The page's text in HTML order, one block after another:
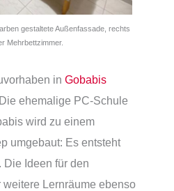
gestaltete Außenfassade, rechts
Mehrbettzimmer.
in Gobabis
ehemalige PC-Schule
wird zu einem
umgebaut: Es entsteht
Ideen für den
Lernräume ebenso